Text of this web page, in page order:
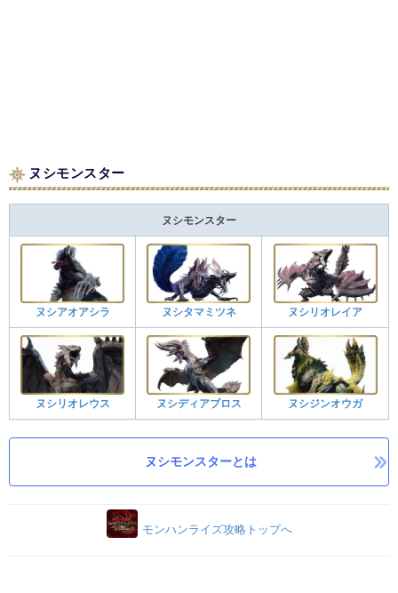
ヌシモンスター
ヌシモンスター
ヌシアオアシラ ヌシタマミツネ ヌシリオレイア
ヌシリオレウス ヌシディアブロス ヌシジンオウガ
ヌシモンスターとは
モンハンライズ攻略トップへ